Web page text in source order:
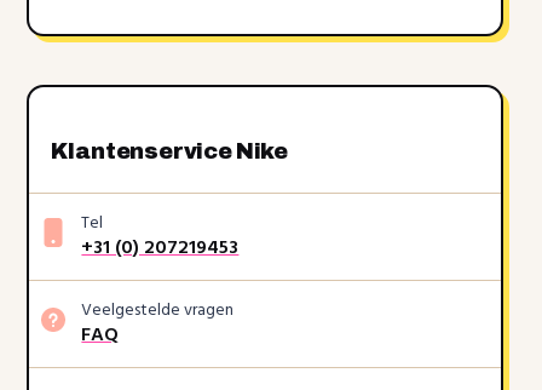
Klantenservice Nike
Tel
+31 (0) 207219453
Veelgestelde vragen
FAQ